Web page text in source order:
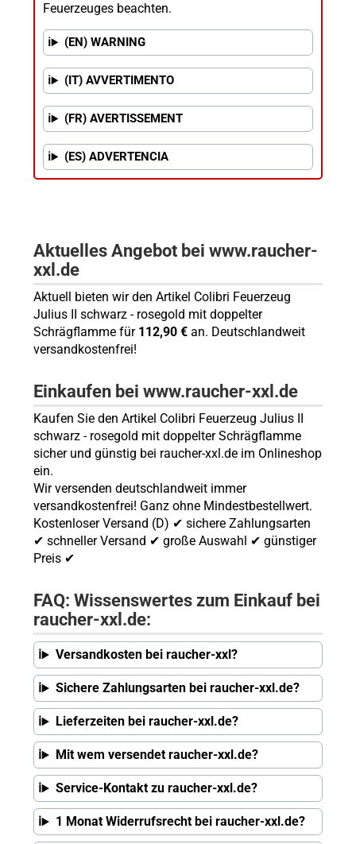
Feuerzeuges beachten.
(EN) WARNING
(IT) AVVERTIMENTO
(FR) AVERTISSEMENT
(ES) ADVERTENCIA
Aktuelles Angebot bei www.raucher-
xxl.de
Aktuell bieten wir den Artikel Colibri Feuerzeug
Julius II schwarz - rosegold mit doppelter
Schrägflamme für 112,90 €an. Deutschlandweit
versandkostenfrei!
Einkaufen bei www.raucher-xxl.de
Kaufen Sie den Artikel Colibri Feuerzeug Julius II
schwarz - rosegold mit doppelter Schrägflamme
sicher und günstig bei raucher-xxl.de im Onlineshop
ein.
Wir versenden deutschlandweit immer
versandkostenfrei! Ganz ohne Mindestbestellwert.
Kostenloser Versand (D) ✔ sichere Zahlungsarten
✔ schneller Versand ✔ große Auswahl ✔ günstiger
Preis ✔
FAQ: Wissenswertes zum Einkauf bei
raucher-xxl.de:
Versandkosten bei raucher-xxl?
Sichere Zahlungsarten bei raucher-xxl.de?
Lieferzeiten bei raucher-xxl.de?
Mit wem versendet raucher-xxl.de?
Service-Kontakt zu raucher-xxl.de?
1 Monat Widerrufsrecht bei raucher-xxl.de?